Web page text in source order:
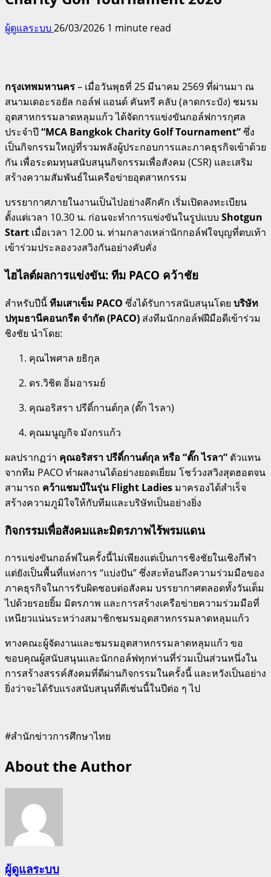
ผู้ดูแลระบบ 26/03/2026 1 minute read
กรุงเทพมหานคร– เมื่อวันพุธที่ 25 มีนาคม 2569 ที่ผ่านมา ณ
สนามเดอะรอยัล กอล์ฟ แอนด์ คันทรี คลับ (ลาดกระบัง) ชมรม
อุตสาหกรรมลาดหลุมแก้ว ได้จัดการแข่งขันกอล์ฟการกุศล
ประจำปี“MCA Bangkok Charity Golf Tournament”ซึ่ง
เป็นกิจกรรมใหญ่ที่รวมพลังผู้ประกอบการและภาคธุรกิจเข้าด้วย
กัน เพื่อระดมทุนสนับสนุนกิจกรรมเพื่อสังคม (CSR) และเสริม
สร้างความสัมพันธ์ในเครือข่ายอุตสาหกรรม
บรรยากาศภายในงานเป็นไปอย่างคึกคัก เริ่มเปิดลงทะเบียน
ตั้งแต่เวลา 10.30 น. ก่อนจะทำการแข่งขันในรูปแบบ Shotgun
Start เมื่อเวลา 12.00 น. ท่ามกลางเหล่านักกอล์ฟใจบุญที่ตบเท้า
เข้าร่วมประลองวงสวิงกันอย่างคับคั่ง
ไฮไลต์ผลการแข่งขัน: ทีม PACO คว้าชัย
สำหรับปีนี้ทีมเสาเข็ม PACO ซึ่งได้รับการสนับสนุนโดย บริษัท
ปทุมธานีคอนกรีต จำกัด (PACO) ส่งทีมนักกอล์ฟฝีมือดีเข้าร่วม
ชิงชัย นำโดย:
คุณไพศาล ยธิกุล
ดร.วิชิต อิ่มอารมย์
คุณอริสรา ปรีดิ์กานต์กุล (ตั๊ก ไรลา)
คุณมนูญกิจ มังกรแก้ว
ผลปรากฏว่า คุณอริสรา ปรีดิ์กานต์กุล หรือ “ตั๊ก ไรลา” ตัวแทน
จากทีม PACO ทำผลงานได้อย่างยอดเยี่ยม โชว์วงสวิงสุดฮอตจน
สามารถ คว้าแชมป์ในรุ่น Flight Ladies มาครองได้สำเร็จ
สร้างความภูมิใจให้กับทีมและบริษัทเป็นอย่างยิ่ง
กิจกรรมเพื่อสังคมและมิตรภาพไร้พรมแดน
การแข่งขันกอล์ฟในครั้งนี้ไม่เพียงแต่เป็นการชิงชัยในเชิงกีฬา
แต่ยังเป็นพื้นที่แห่งการ “แบ่งปัน” ซึ่งสะท้อนถึงความร่วมมือของ
ภาคธุรกิจในการรับผิดชอบต่อสังคม บรรยากาศตลอดทั้งวันเต็ม
ไปด้วยรอยยิ้ม มิตรภาพ และการสร้างเครือข่ายความร่วมมือที่
เหนียวแน่นระหว่างสมาชิกชมรมอุตสาหกรรมลาดหลุมแก้ว
ทางคณะผู้จัดงานและชมรมอุตสาหกรรมลาดหลุมแก้ว ขอ
ขอบคุณผู้สนับสนุนและนักกอล์ฟทุกท่านที่ร่วมเป็นส่วนหนึ่งใน
การสร้างสรรค์สังคมที่ดีผ่านกิจกรรมในครั้งนี้ และหวังเป็นอย่าง
ยิ่งว่าจะได้รับแรงสนับสนุนที่ดีเช่นนี้ในปีต่อ ๆ ไป
#สำนักข่าวการศึกษาไทย
About the Author
ผู้ดูแลระบบ